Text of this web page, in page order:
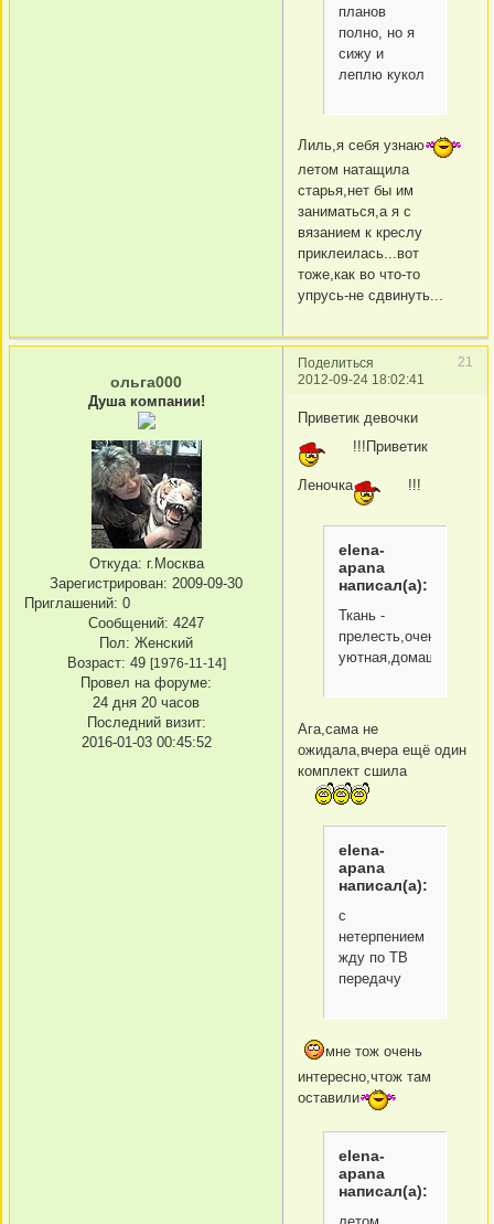
планов
полно, но я
сижу и
леплю кукол
Лиль,я себя узнаю
летом натащила
старья,нет бы им
заниматься,а я с
вязанием к креслу
приклеилась...вот
тоже,как во что-то
упрусь-не сдвинуть...
Поделиться
21
2012-09-24 18:02:41
ольга000
Душа компании!
Откуда: г.Москва
Зарегистрирован: 2009-09-30
Приглашений: 0
Сообщений: 4247
Пол: Женский
Возраст: 49 [1976-11-14]
Провел на форуме:
24 дня 20 часов
Последний визит:
2016-01-03 00:45:52
Приветик девочки
!!!Приветик
Леночка !!!
elena-
apana
написал(а):
Ткань -
прелесть,очень
уютная,домашняя
Ага,сама не
ожидала,вчера ещё один
комплект сшила
elena-
apana
написал(а):
с
нетерпением
жду по ТВ
передачу
мне тож очень
интересно,чтож там
оставили
elena-
apana
написал(а):